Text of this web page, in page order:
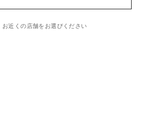
近くの店舗をお選びください